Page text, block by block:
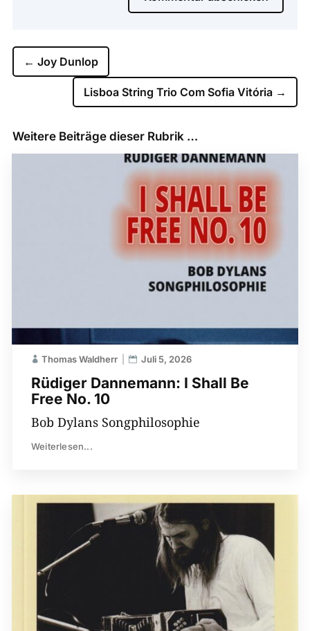
← Joy Dunlop
Lisboa String Trio Com Sofia Vitória →
Weitere Beiträge dieser Rubrik …
Rüdiger Dannemann: I Shall Be
Free No. 10
Thomas Waldherr Juli 5, 2026
Bob Dylans Songphilosophie
Weiterlesen...